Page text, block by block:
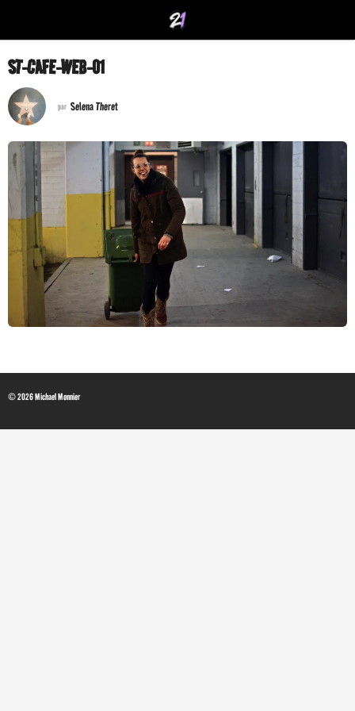
ST-CAFE-WEB-01
par Selena Theret
© 2026 Michael Monnier